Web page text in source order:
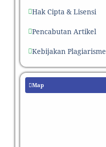
Hak Cipta & Lisensi
Pencabutan Artikel
Kebijakan Plagiarisme
Map